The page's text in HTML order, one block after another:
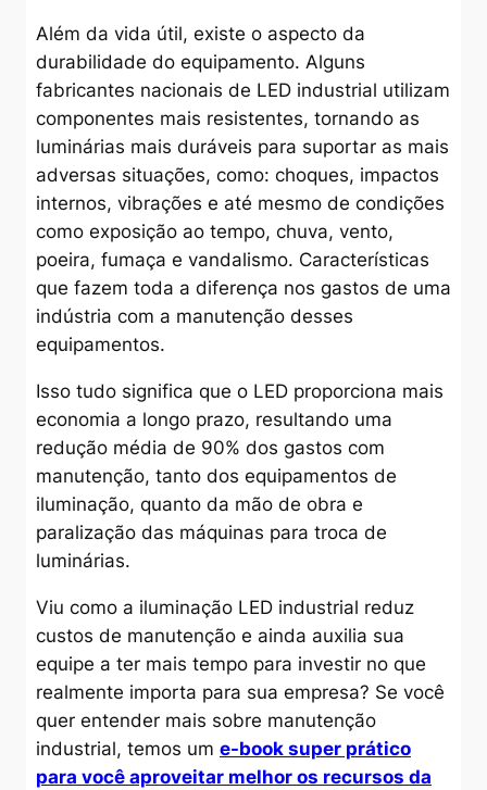
Além da vida útil, existe o aspecto da
durabilidade do equipamento. Alguns
fabricantes nacionais de LED industrial utilizam
componentes mais resistentes, tornando as
luminárias mais duráveis para suportar as mais
adversas situações, como: choques, impactos
internos, vibrações e até mesmo de condições
como exposição ao tempo, chuva, vento,
poeira, fumaça e vandalismo. Características
que fazem toda a diferença nos gastos de uma
indústria com a manutenção desses
equipamentos.
Isso tudo significa que o LED proporciona mais
economia a longo prazo, resultando uma
redução média de 90% dos gastos com
manutenção, tanto dos equipamentos de
iluminação, quanto da mão de obra e
paralização das máquinas para troca de
luminárias.
Viu como a iluminação LED industrial reduz
custos de manutenção e ainda auxilia sua
equipe a ter mais tempo para investir no que
realmente importa para sua empresa? Se você
quer entender mais sobre manutenção
industrial, temos um e-book super prático
para você aproveitar melhor os recursos da